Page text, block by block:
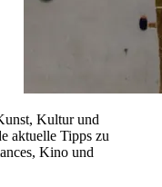
Kultur und
aktuelle Tipps zu
Kino und